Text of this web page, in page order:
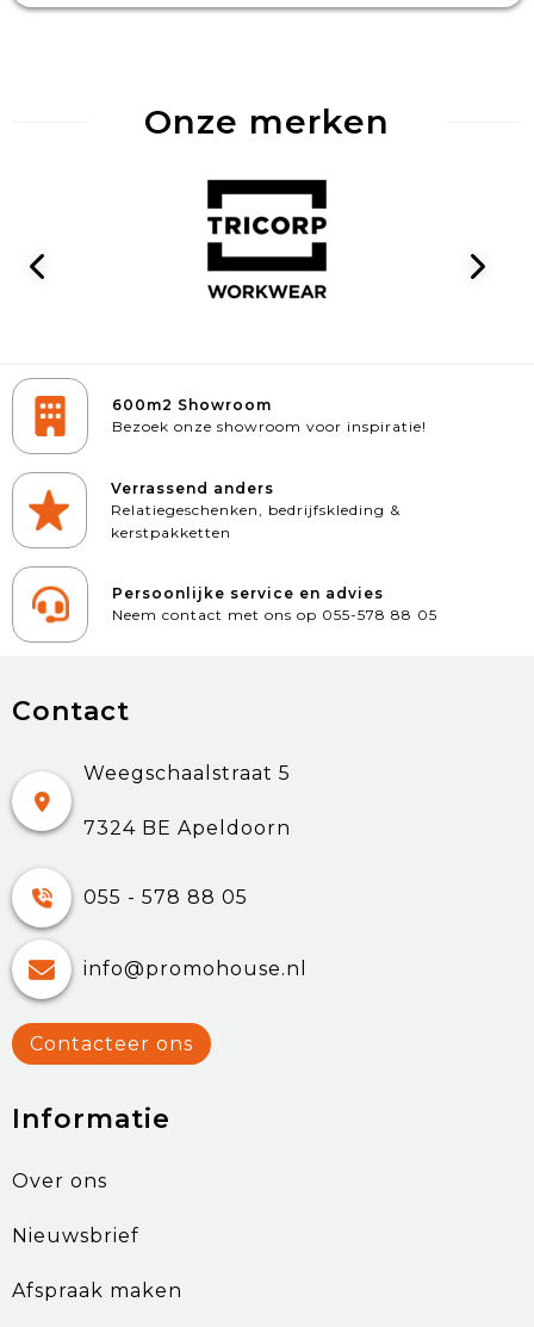
Onze merken
600m2 Showroom
Bezoek onze showroom voor inspiratie!
Verrassend anders
Relatiegeschenken, bedrijfskleding &
kerstpakketten
Persoonlijke service en advies
Neem contact met ons op 055-578 88 05
Contact
Weegschaalstraat 5
7324 BE Apeldoorn
055 - 578 88 05
info@promohouse.nl
Contacteer ons
Informatie
Over ons
Nieuwsbrief
Afspraak maken